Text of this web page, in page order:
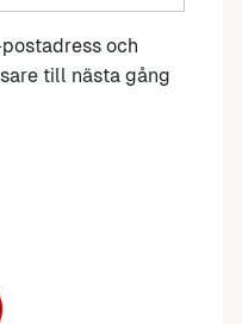
och
till nästa gång